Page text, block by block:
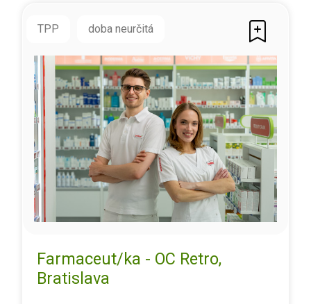
TPP doba neurčitá
Farmaceut/ka - OC Retro,
Bratislava